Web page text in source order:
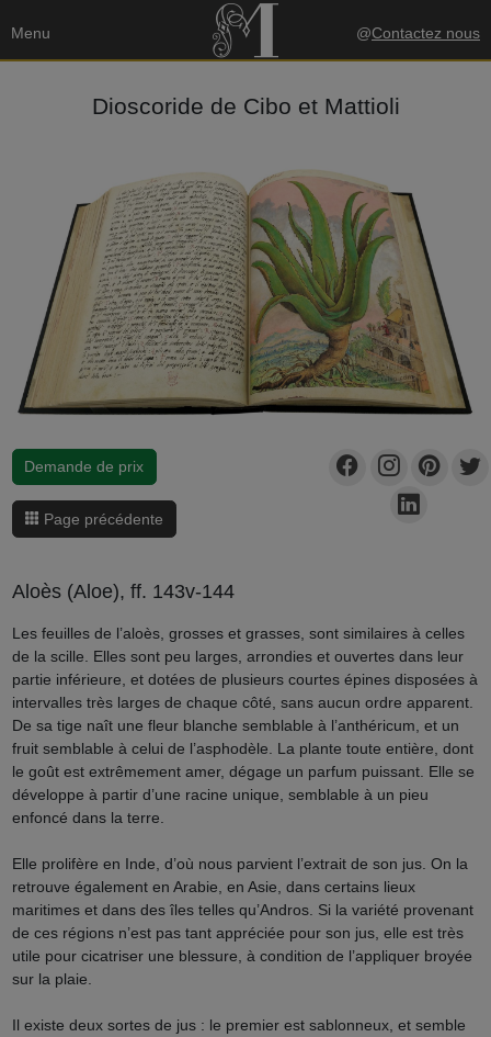
Menu @Contactez nous
Dioscoride de Cibo et Mattioli
Demande de prix
Page précédente
Aloès (Aloe), ff. 143v-144
Les feuilles de l’aloès, grosses et grasses, sont similaires à celles
de la scille. Elles sont peu larges, arrondies et ouvertes dans leur
partie inférieure, et dotées de plusieurs courtes épines disposées à
intervalles très larges de chaque côté, sans aucun ordre apparent.
De sa tige naît une fleur blanche semblable à l’anthéricum, et un
fruit semblable à celui de l’asphodèle. La plante toute entière, dont
le goût est extrêmement amer, dégage un parfum puissant. Elle se
développe à partir d’une racine unique, semblable à un pieu
enfoncé dans la terre.
Elle prolifère en Inde, d’où nous parvient l’extrait de son jus. On la
retrouve également en Arabie, en Asie, dans certains lieux
maritimes et dans des îles telles qu’Andros. Si la variété provenant
de ces régions n’est pas tant appréciée pour son jus, elle est très
utile pour cicatriser une blessure, à condition de l’appliquer broyée
sur la plaie.
Il existe deux sortes de jus : le premier est sablonneux, et semble